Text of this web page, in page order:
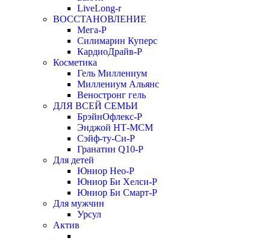
LiveLong-r
ВОССТАНОВЛЕНИЕ
Мега-Р
Силимарин Куперс
КардиоДрайв-Р
Косметика
Гель Миллениум
Миллениум Альянс
Веностронг гель
ДЛЯ ВСЕЙ СЕМЬИ
БрэйнОфлекс-Р
Энджой НТ-МСМ
Сэйф-ту-Си-Р
Гранатин Q10-Р
Для детей
Юниор Нео-Р
Юниор Би Хелси-Р
Юниор Би Смарт-Р
Для мужчин
Урсул
Актив